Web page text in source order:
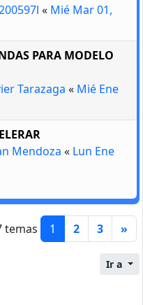
« Mié Mar 01,
PARA MODELO
Tarazaga « Mié Ene
Mendoza « Lun Ene
temas 1 2 3 »
Ir a